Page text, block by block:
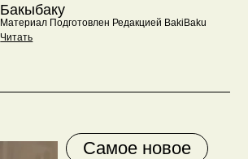
Бакыбаку
Материал Подготовлен Редакцией BakiBaku
Читать
Самое новое